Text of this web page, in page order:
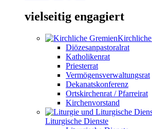
vielseitig engagiert
Diözesanpastoralrat
Katholikenrat
Priesterrat
Vermögensverwaltungsrat
Dekanatskonferenz
Ortskirchenrat / Pfarreirat
Kirchenvorstand
Liturgische Dienste